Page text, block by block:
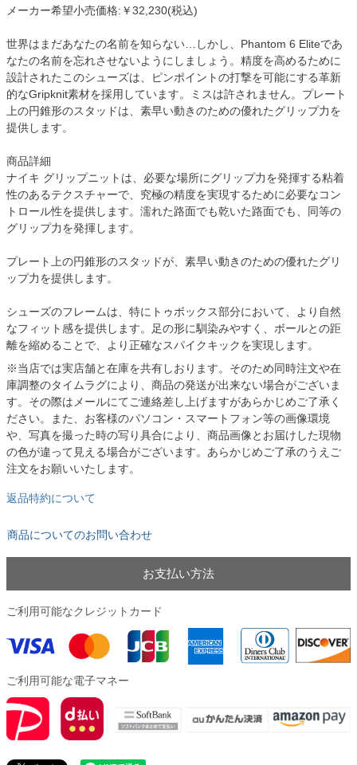
メーカー希望小売価格:￥32,230(税込)
世界はまだあなたの名前を知らない…しかし、Phantom 6 Eliteであ
なたの名前を忘れさせないようにしましょう。精度を高めるために
設計されたこのシューズは、ピンポイントの打撃を可能にする革新
的なGripknit素材を採用しています。ミスは許されません。プレート
上の円錐形のスタッドは、素早い動きのための優れたグリップ力を
提供します。
商品詳細
ナイキ グリップニットは、必要な場所にグリップ力を発揮する粘着
性のあるテクスチャーで、究極の精度を実現するために必要なコン
トロール性を提供します。濡れた路面でも乾いた路面でも、同等の
グリップ力を発揮します。
プレート上の円錐形のスタッドが、素早い動きのための優れたグリ
ップ力を提供します。
シューズのフレームは、特にトゥボックス部分において、より自然
なフィット感を提供します。足の形に馴染みやすく、ボールとの距
離を縮めることで、より正確なスパイクキックを実現します。
※当店では実店舗と在庫を共有しおります。そのため同時注文や在
庫調整のタイムラグにより、商品の発送が出来ない場合がございま
す。その際はメールにてご連絡差し上げますがあらかじめご了承く
ださい。また、お客様のパソコン・スマートフォン等の画像環境
や、写真を撮った時の写り具合により、商品画像とお届けした現物
の色が違って見える場合がございます。あらかじめご了承のうえご
注文をお願いいたします。
返品特約について
商品についてのお問い合わせ
お支払い方法
ご利用可能なクレジットカード
ご利用可能な電子マネー